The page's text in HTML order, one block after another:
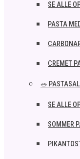
SE ALLE
PASTA
CREMET
🥗
SE ALLE
SOMMER